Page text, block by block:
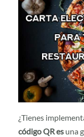
¿Tienes
códigoQRes una